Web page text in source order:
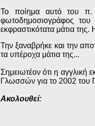
Το ποίημα αυτό του
φωτοδημοσιογράφος του
εκφραστικότατα μάτια
Την ξαναβρήκε και την
τα υπέροχα μάτια της...
Σημειωτέον ότι η
Γλωσσών για το 2002 του
Ακολουθεί: